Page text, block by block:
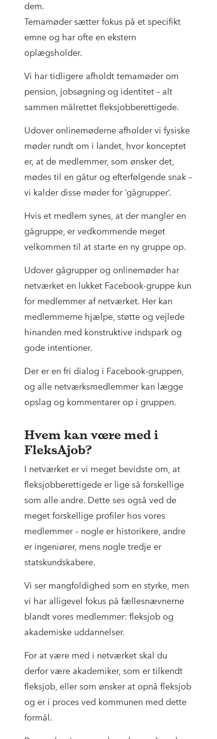
dem.
Temamøder sætter fokus på et specifikt
emne og har ofte en ekstern
oplægsholder.
Vi har tidligere afholdt temamøder om
pension, jobsøgning og identitet – alt
sammen målrettet fleksjobberettigede.
Udover onlinemøderne afholder vi fysiske
møder rundt om i landet, hvor konceptet
er, at de medlemmer, som ønsker det,
mødes til en gåtur og efterfølgende snak –
vi kalder disse møder for ‘gågrupper’.
Hvis et medlem synes, at der mangler en
gågruppe, er vedkommende meget
velkommen til at starte en ny gruppe op.
Udover gågrupper og onlinemøder har
netværket en lukket Facebook-gruppe kun
for medlemmer af netværket. Her kan
medlemmerne hjælpe, støtte og vejlede
hinanden med konstruktive indspark og
gode intentioner.
Der er en fri dialog i Facebook-gruppen,
og alle netværksmedlemmer kan lægge
opslag og kommentarer op i gruppen.
Hvem kan være med i
FleksAjob?
I netværket er vi meget bevidste om, at
fleksjobberettigede er lige så forskellige
som alle andre. Dette ses også ved de
meget forskellige profiler hos vores
medlemmer – nogle er historikere, andre
er ingeniører, mens nogle tredje er
statskundskabere.
Vi ser mangfoldighed som en styrke, men
vi har alligevel fokus på fællesnævnerne
blandt vores medlemmer: fleksjob og
akademiske uddannelser.
For at være med i netværket skal du
derfor være akademiker, som er tilkendt
fleksjob, eller som ønsker at opnå fleksjob
og er i proces ved kommunen med dette
formål.